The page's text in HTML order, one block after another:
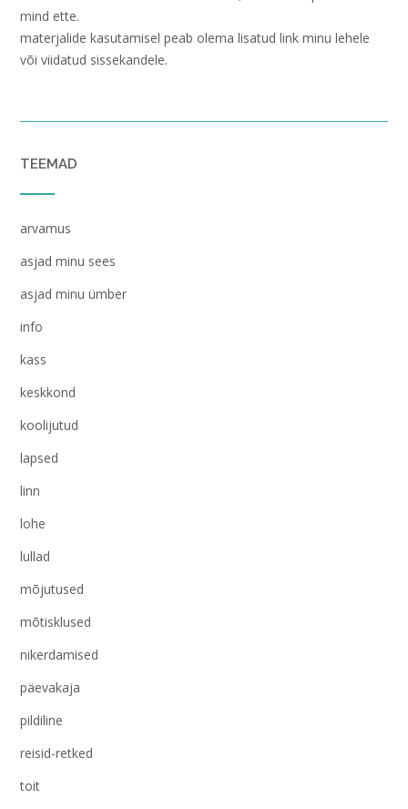
mind ette.
materjalide kasutamisel peab olema lisatud link minu lehele
või viidatud sissekandele.
TEEMAD
arvamus
asjad minu sees
asjad minu ümber
info
kass
keskkond
koolijutud
lapsed
linn
lohe
lullad
mõjutused
mõtisklused
nikerdamised
päevakaja
pildiline
reisid-retked
toit